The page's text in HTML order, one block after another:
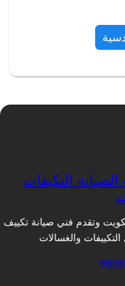
التكيفات
وتقدم فني صيانة تكييف
والغسالات